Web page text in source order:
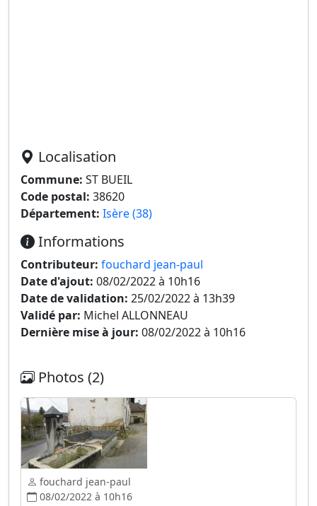
Localisation
Commune: ST BUEIL
Code postal: 38620
Département: Isère (38)
Informations
Contributeur: fouchard jean-paul
Date d'ajout: 08/02/2022 à 10h16
Date de validation: 25/02/2022 à 13h39
Validé par: Michel ALLONNEAU
Dernière mise à jour: 08/02/2022 à 10h16
Photos (2)
fouchard jean-paul
08/02/2022 à 10h16